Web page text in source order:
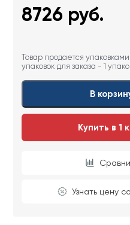
8726 руб.
Товар продается
упаковок для заказа - 1
В
Купить в 1
Узнать цену